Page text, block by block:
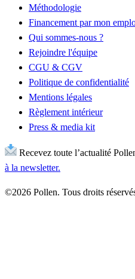
Méthodologie
Financement par mon
Qui sommes-nous ?
Rejoindre l'équipe
CGU & CGV
Politique de confidentialité
Mentions légales
Règlement intérieur
Press & media kit
Recevez toute l’actualité
à la newsletter.
©2026 Pollen. Tous droits